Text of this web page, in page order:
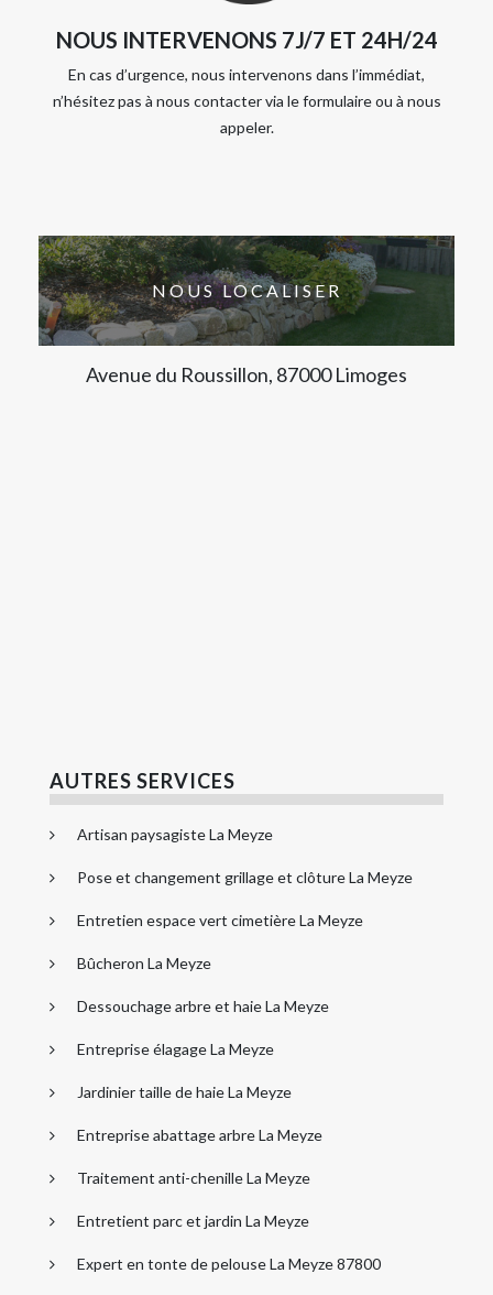
NOUS INTERVENONS 7J/7 ET 24H/24
En cas d’urgence, nous intervenons dans l’immédiat,
n’hésitez pas à nous contacter via le formulaire ou à nous
appeler.
NOUS LOCALISER
Avenue du Roussillon, 87000 Limoges
AUTRES SERVICES
Artisan paysagiste La Meyze
Pose et changement grillage et clôture La Meyze
Entretien espace vert cimetière La Meyze
Bûcheron La Meyze
Dessouchage arbre et haie La Meyze
Entreprise élagage La Meyze
Jardinier taille de haie La Meyze
Entreprise abattage arbre La Meyze
Traitement anti-chenille La Meyze
Entretient parc et jardin La Meyze
Expert en tonte de pelouse La Meyze 87800